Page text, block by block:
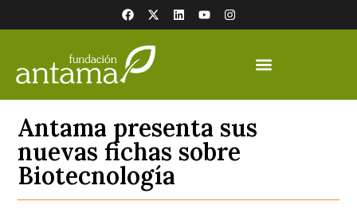
Antama presenta sus
nuevas fichas sobre
Biotecnología